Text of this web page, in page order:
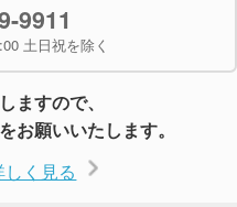
9911
土日祝を除く
ますので、
お願いいたします。
く見る